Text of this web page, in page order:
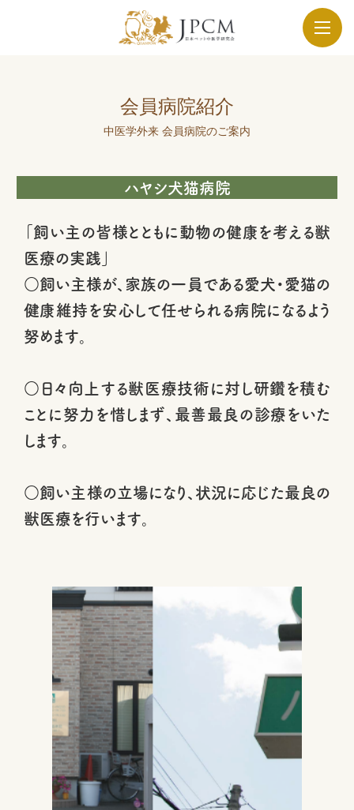
会員病院紹介
中医学外来 会員病院のご案内
ハヤシ犬猫病院
「飼い主の皆様とともに動物の健康を考える獣
医療の実践」
○飼い主様が、家族の一員である愛犬・愛猫の
健康維持を安心して任せられる病院になるよう
努めます。
○日々向上する獣医療技術に対し研鑽を積む
ことに努力を惜しまず、最善最良の診療をいた
します。
○飼い主様の立場になり、状況に応じた最良の
獣医療を行います。